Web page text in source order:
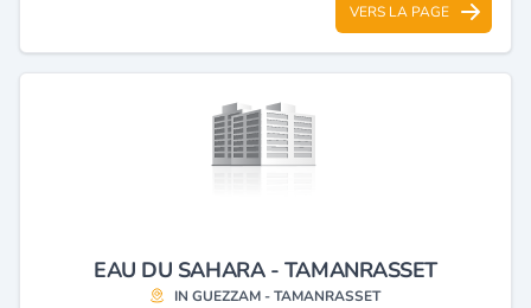
VERS LA PAGE
EAU DU SAHARA - TAMANRASSET
IN GUEZZAM - TAMANRASSET